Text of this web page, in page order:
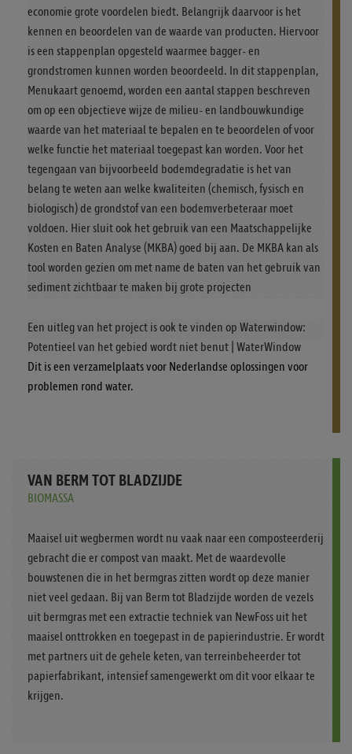
economie grote voordelen biedt. Belangrijk daarvoor is het
kennen en beoordelen van de waarde van producten. Hiervoor
is een stappenplan opgesteld waarmee bagger- en
grondstromen kunnen worden beoordeeld. In dit stappenplan,
Menukaart genoemd, worden een aantal stappen beschreven
om op een objectieve wijze de milieu- en landbouwkundige
waarde van het materiaal te bepalen en te beoordelen of voor
welke functie het materiaal toegepast kan worden. Voor het
tegengaan van bijvoorbeeld bodemdegradatie is het van
belang te weten aan welke kwaliteiten (chemisch, fysisch en
biologisch) de grondstof van een bodemverbeteraar moet
voldoen. Hier sluit ook het gebruik van een Maatschappelijke
Kosten en Baten Analyse (MKBA) goed bij aan. De MKBA kan als
tool worden gezien om met name de baten van het gebruik van
sediment zichtbaar te maken bij grote projecten
Een uitleg van het project is ook te vinden op Waterwindow:
Potentieel van het gebied wordt niet benut | WaterWindow
Dit is een verzamelplaats voor Nederlandse oplossingen voor
problemen rond water.
VAN BERM TOT BLADZIJDE
BIOMASSA
Maaisel uit wegbermen wordt nu vaak naar een composteerderij
gebracht die er compost van maakt. Met de waardevolle
bouwstenen die in het bermgras zitten wordt op deze manier
niet veel gedaan. Bij van Berm tot Bladzijde worden de vezels
uit bermgras met een extractie techniek van NewFoss uit het
maaisel onttrokken en toegepast in de papierindustrie. Er wordt
met partners uit de gehele keten, van terreinbeheerder tot
papierfabrikant, intensief samengewerkt om dit voor elkaar te
krijgen.